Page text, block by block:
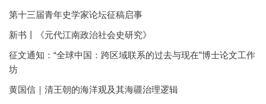
第十三届青年史学家论坛征稿启事
新书丨《元代江南政治社会史研究》
征文通知：“全球中国：跨区域联系的过去与现在”博士论文工作
坊
黄国信｜清王朝的海洋观及其海疆治理逻辑